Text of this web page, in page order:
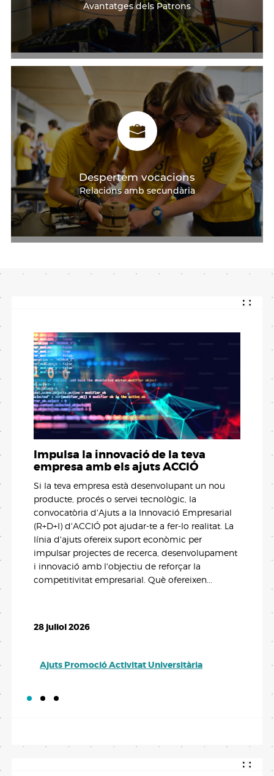
Avantatges dels Patrons
Despertem vocacions
Relacions amb secundària
Impulsa la innovació de la teva
empresa amb els ajuts ACCIÓ
Si la teva empresa està desenvolupant un nou
producte, procés o servei tecnològic, la
convocatòria d'Ajuts a la Innovació Empresarial
(R+D+I) d'ACCIÓ pot ajudar-te a fer-lo realitat. La
línia d'ajuts ofereix suport econòmic per
impulsar projectes de recerca, desenvolupament
i innovació amb l'objectiu de reforçar la
competitivitat empresarial. Què ofereixen...
28 juliol 2026
Ajuts Promoció Activitat Universitària